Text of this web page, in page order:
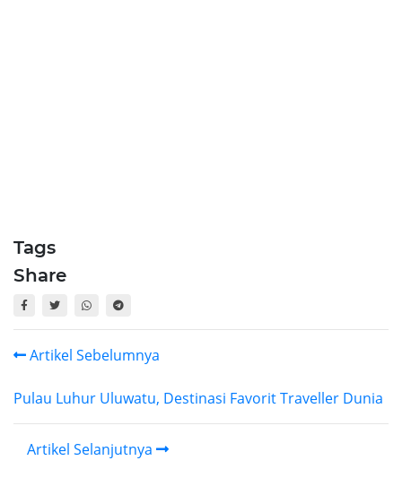
Tags
Share
Artikel Sebelumnya
Pulau Luhur Uluwatu, Destinasi Favorit Traveller Dunia
Artikel Selanjutnya